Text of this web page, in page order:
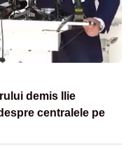
demis Ilie
centralele pe